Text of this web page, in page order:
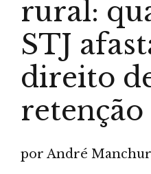
rural:
STJ
direito
retenção
por André Manchur